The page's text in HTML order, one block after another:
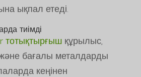
ықпал етеді.
тиімді
тотықтырғышқұрылыс,
бағалы металдарды
кеңінен